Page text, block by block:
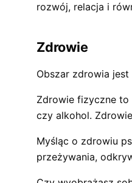
rozwój, relacja i
Zdrowie
Obszar zdrowia
Zdrowie fizyczne to
czy alkohol.
Myśląc o zdrowiu
przeżywania,